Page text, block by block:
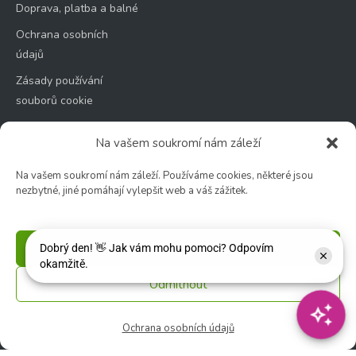
Na vašem soukromí nám záleží
Na vašem soukromí nám záleží. Používáme cookies, některé jsou
nezbytné, jiné pomáhají vylepšit web a váš zážitek.
Příjmout
Odmítnout
Ochrana osobních údajů
Doprava, platba a balné
Ochrana osobních
údajů
Zásady používání
souborů cookie
Zahradní centrum
🚫 Neděle: ZAVŘENO
Květinářství
🕑 Ut – Pá: 9:00 - 12:00 │ 13:00 - 17:00